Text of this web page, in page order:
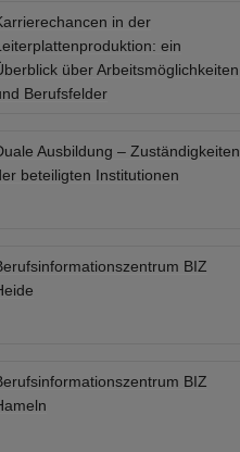
in der
ein
über Arbeitsmöglichkeiten
Berufsfelder
Ausbildung – Zuständigkeiten
beteiligten Institutionen
BIZ
BIZ